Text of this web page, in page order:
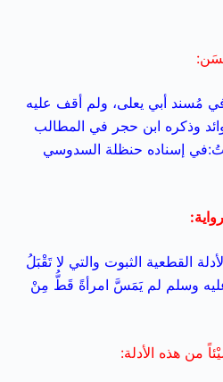
مُسند أبي يعلى، ولم أقف عليه
وذكره ابن حجر في المطالب
إسناده حنظلة السدوسي
القطعية الثبوت والتي لا تَقْبَلُ
وسلم لم يَمَسَّ امرأةً قَطُّ مِنْ
من هذه الأدلة: